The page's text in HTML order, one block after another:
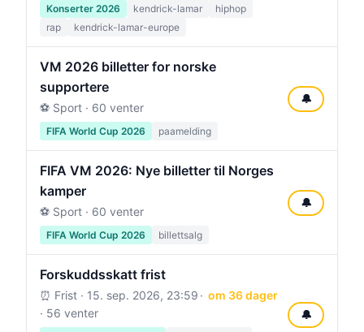
Konserter 2026 kendrick-lamar
hiphop
rap
kendrick-lamar-europe
VM 2026 billetter for norske
supportere
⚽ Sport · 60 venter
FIFA World Cup 2026 paamelding
🔔
FIFA VM 2026: Nye billetter til Norges
kamper
⚽ Sport · 60 venter
FIFA World Cup 2026 billettsalg
🔔
Forskuddsskatt frist
⏰ Frist · 15. sep. 2026, 23:59
om 36 dager
· 56 venter
🔔